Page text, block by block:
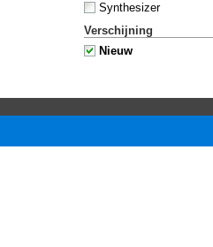
Synthesizer
Verschijning
Nieuw